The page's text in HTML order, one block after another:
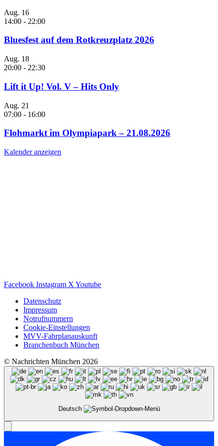
Aug. 16
14:00 - 22:00
Bluesfest auf dem Rotkreuzplatz 2026
Aug. 18
20:00 - 22:30
Lift it Up! Vol. V – Hits Only
Aug. 21
07:00 - 16:00
Flohmarkt im Olympiapark – 21.08.2026
Kalender anzeigen
Facebook Instagram X Youtube
Datenschutz
Impressum
Notrufnummern
Cookie-Einstellungen
MVV-Fahrplanauskunft
Branchenbuch München
© Nachrichten München 2026
Deutsch